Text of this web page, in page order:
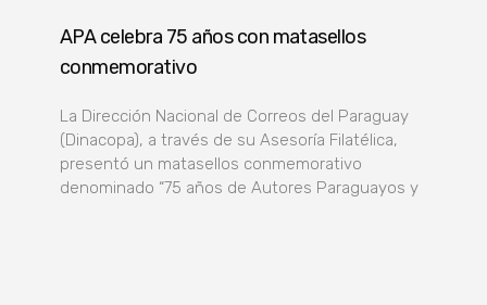
APA celebra 75 años con matasellos
conmemorativo
La Dirección Nacional de Correos del Paraguay
(Dinacopa), a través de su Asesoría Filatélica,
presentó un matasellos conmemorativo
denominado “75 años de Autores Paraguayos y